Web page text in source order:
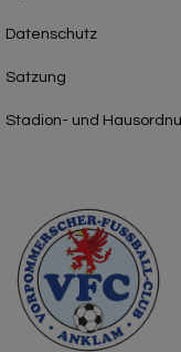
Datenschutz
Satzung
Stadion- und